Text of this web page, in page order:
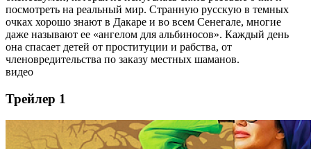
посмотреть на реальный мир. Странную русскую в темных
очках хорошо знают в Дакаре и во всем Сенегале, многие
даже называют ее «ангелом для альбиносов». Каждый день
она спасает детей от проституции и рабства, от
членовредительства по заказу местных шаманов.
видео
Трейлер 1